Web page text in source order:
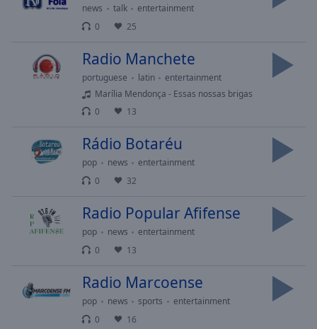
cancel
window.
Opacity
Background
Color
news talk
entertainment
0
25
Radio Manchete
portuguese latin
entertainment
Marília Mendonça - Essas nossas brigas
0
13
Rádio Botaréu
pop news
entertainment
0
32
Radio Popular Afifense
pop news
entertainment
0
13
Radio Marcoense
pop news sports
entertainment
0
16